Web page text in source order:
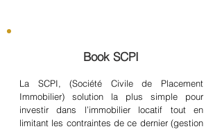
Book SCPI
La SCPI, (Société Civile de Placement
Immobilier) solution la plus simple pour
investir dans l’immobilier locatif tout en
limitant les contraintes de ce dernier (gestion